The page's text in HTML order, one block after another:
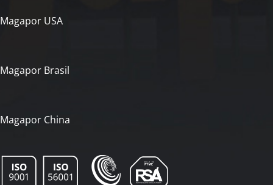
Magapor USA
Magapor Brasil
Magapor China